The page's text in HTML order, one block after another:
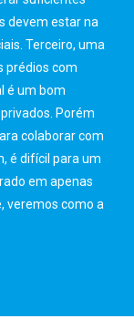
devem estar na
Terceiro, uma
prédios com
é um bom
Porém
colaborar com
é difícil para um
em apenas
veremos como a